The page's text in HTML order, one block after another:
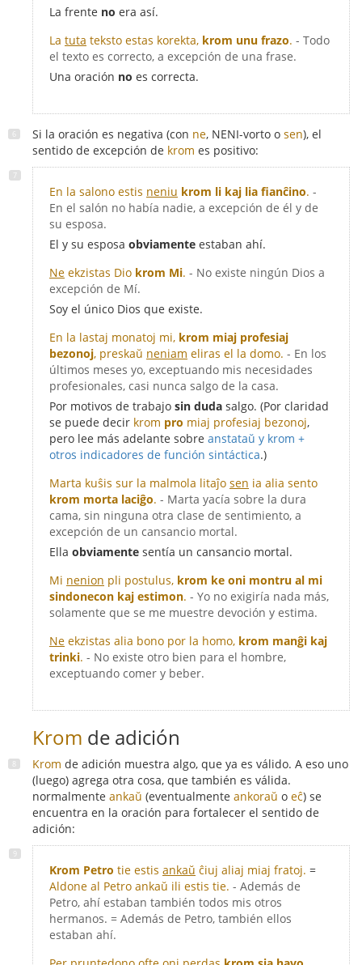
La frente no era así.
La tuta teksto estas korekta, krom unu frazo. - Todo
el texto es correcto, a excepción de una frase.
Una oración no es correcta.
Si la oración es negativa (con ne, NENI-vorto o sen), el
sentido de excepción de krom es positivo:
En la salono estis neniu krom li kaj lia fianĉino. -
En el salón no había nadie, a excepción de él y de
su esposa.
El y su esposa obviamente estaban ahí.
Ne ekzistas Dio krom Mi. - No existe ningún Dios a
excepción de Mí.
Soy el único Dios que existe.
En la lastaj monatoj mi, krom miaj profesiaj
bezonoj, preskaŭ neniam eliras el la domo. - En los
últimos meses yo, exceptuando mis necesidades
profesionales, casi nunca salgo de la casa.
Por motivos de trabajo sin duda salgo. (Por claridad
se puede decir krom pro miaj profesiaj bezonoj,
pero lee más adelante sobre anstataŭ y krom +
otros indicadores de función sintáctica.)
Marta kuŝis sur la malmola litaĵo sen ia alia sento
krom morta laciĝo. - Marta yacía sobre la dura
cama, sin ninguna otra clase de sentimiento, a
excepción de un cansancio mortal.
Ella obviamente sentía un cansancio mortal.
Mi nenion pli postulus, krom ke oni montru al mi
sindonecon kaj estimon. - Yo no exigiría nada más,
solamente que se me muestre devoción y estima.
Ne ekzistas alia bono por la homo, krom manĝi kaj
trinki. - No existe otro bien para el hombre,
exceptuando comer y beber.
Krom de adición
Krom de adición muestra algo, que ya es válido. A eso uno
(luego) agrega otra cosa, que también es válida.
normalmente ankaŭ (eventualmente ankoraŭ o eĉ) se
encuentra en la oración para fortalecer el sentido de
adición:
Krom Petro tie estis ankaŭ ĉiuj aliaj miaj fratoj. =
Aldone al Petro ankaŭ ili estis tie. - Además de
Petro, ahí estaban también todos mis otros
hermanos. = Además de Petro, también ellos
estaban ahí.